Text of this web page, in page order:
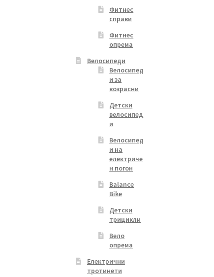
Фитнес
справи
Фитнес
опрема
Велосипеди
Велосипед
и за
возрасни
Детски
велосипед
и
Велосипед
и на
електриче
н погон
Balance
Bike
Детски
трицикли
Вело
опрема
Електрични
тротинети